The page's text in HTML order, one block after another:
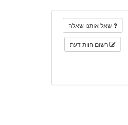
שאל אותנו שאלה
רשום חוות דעת